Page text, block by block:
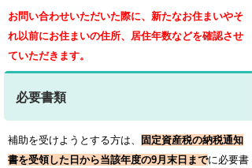
お問い合わせいただいた際に、新たなお住まいやそ
れ以前にお住まいの住所、居住年数などを確認させ
ていただきます。
必要書類
補助を受けようとする方は、
固定資産税の納税通知
書を受領した日から当該年度の9月末日までに必要書